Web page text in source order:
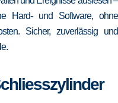
Hard- und Software, ohne
Sicher, zuverlässig und